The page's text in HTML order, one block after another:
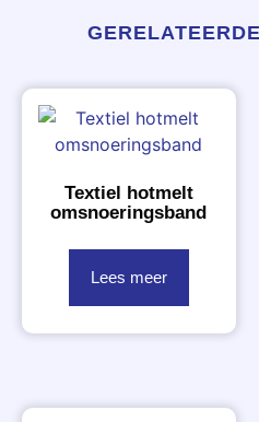
Textiel hotmelt
omsnoeringsband
Lees meer